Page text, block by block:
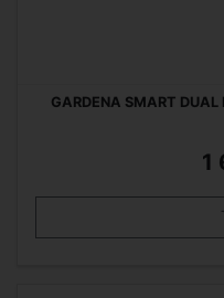
GARDENA SMART
1